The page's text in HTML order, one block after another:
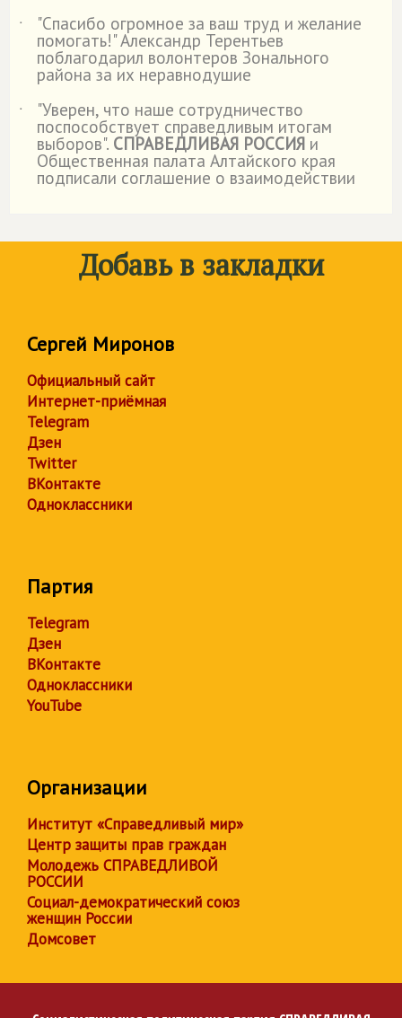
˙
"Спасибо огромное за ваш труд и желание
помогать!" Александр Терентьев
поблагодарил волонтеров Зонального
района за их неравнодушие
˙
"Уверен, что наше сотрудничество
поспособствует справедливым итогам
выборов". СПРАВЕДЛИВАЯ РОССИЯ и
Общественная палата Алтайского края
подписали соглашение о взаимодействии
Добавь в закладки
Сергей Миронов
Официальный сайт
Интернет-приёмная
Telegram
Дзен
Twitter
ВКонтакте
Одноклассники
Партия
Telegram
Дзен
ВКонтакте
Одноклассники
YouTube
Организации
Институт «Справедливый мир»
Центр защиты прав граждан
Молодежь СПРАВЕДЛИВОЙ
РОССИИ
Социал-демократический союз
женщин России
Домсовет